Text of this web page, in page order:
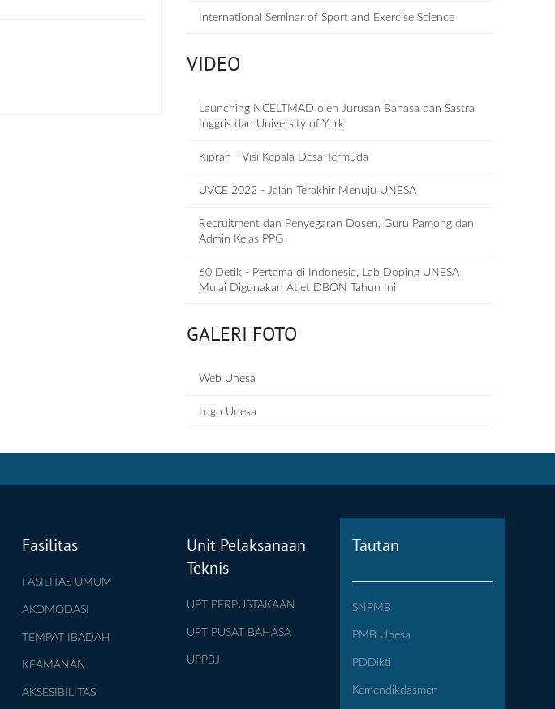
International Seminar of Sport and Exercise Science
VIDEO
Launching NCELTMAD oleh Jurusan Bahasa dan Sastra
Inggris dan University of York
Kiprah - Visi Kepala Desa Termuda
UVCE 2022 - Jalan Terakhir Menuju UNESA
Recruitment dan Penyegaran Dosen, Guru Pamong dan
Admin Kelas PPG
60 Detik - Pertama di Indonesia, Lab Doping UNESA
Mulai Digunakan Atlet DBON Tahun Ini
GALERI FOTO
Web Unesa
Logo Unesa
Fasilitas
FASILITAS UMUM
AKOMODASI
TEMPAT IBADAH
KEAMANAN
AKSESIBILITAS
Unit Pelaksanaan
Teknis
UPT PERPUSTAKAAN
UPT PUSAT BAHASA
UPPBJ
Tautan
SNPMB
PMB Unesa
PDDikti
Kemendikdasmen